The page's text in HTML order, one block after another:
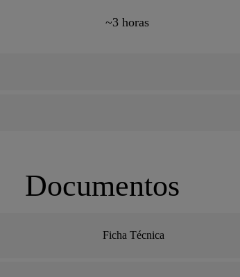
~3 horas
Documentos
Ficha Técnica